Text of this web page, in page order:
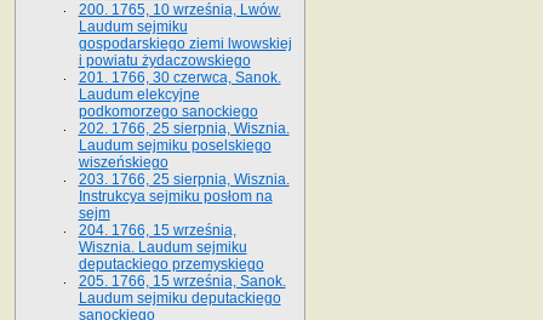
200. 1765, 10 września, Lwów.
Laudum sejmiku
gospodarskiego ziemi lwowskiej
i powiatu żydaczowskiego
201. 1766, 30 czerwca, Sanok.
Laudum elekcyjne
podkomorzego sanockiego
202. 1766, 25 sierpnia, Wisznia.
Laudum sejmiku poselskiego
wiszeńskiego
203. 1766, 25 sierpnia, Wisznia.
Instrukcya sejmiku posłom na
sejm
204. 1766, 15 września,
Wisznia. Laudum sejmiku
deputackiego przemyskiego
205. 1766, 15 września, Sanok.
Laudum sejmiku deputackiego
sanockiego